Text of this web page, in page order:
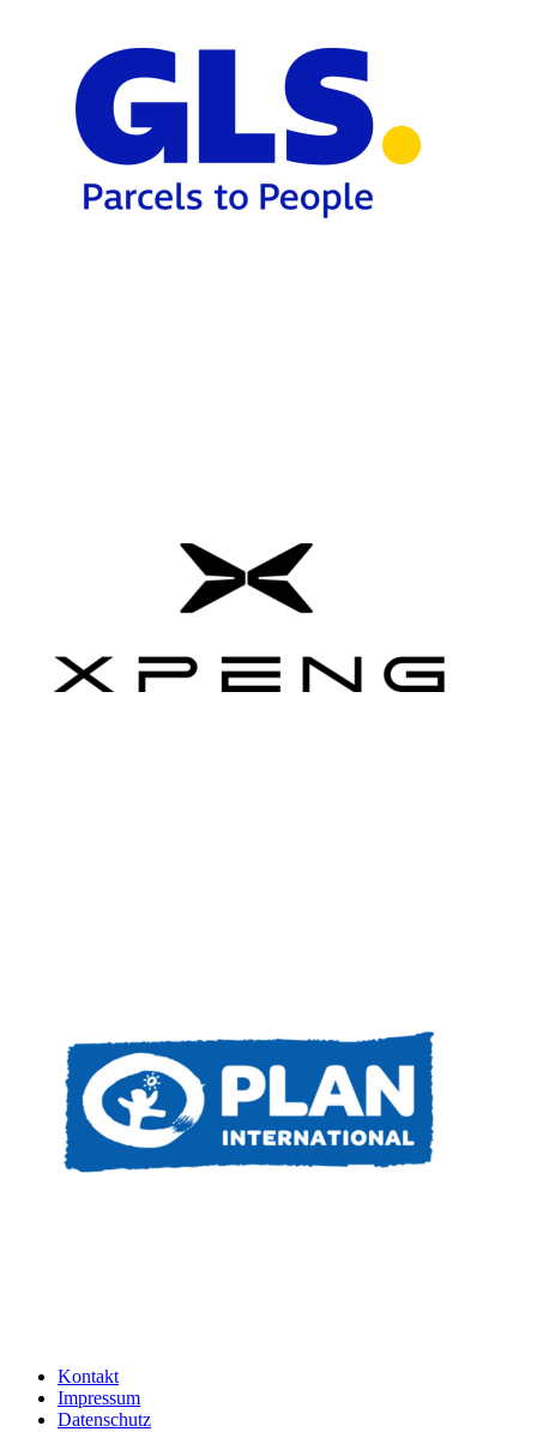
Kontakt
Impressum
Datenschutz